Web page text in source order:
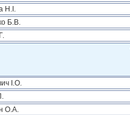
Н.І.
Б.В.
І.О.
О.А.